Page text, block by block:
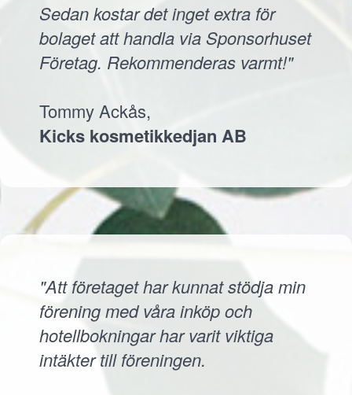
Sedan kostar det inget extra för
bolaget att handla via Sponsorhuset
Företag. Rekommenderas varmt!"
Tommy Ackås,
Kicks kosmetikkedjan AB
"Att företaget har kunnat stödja min
förening med våra inköp och
hotellbokningar har varit viktiga
intäkter till föreningen.